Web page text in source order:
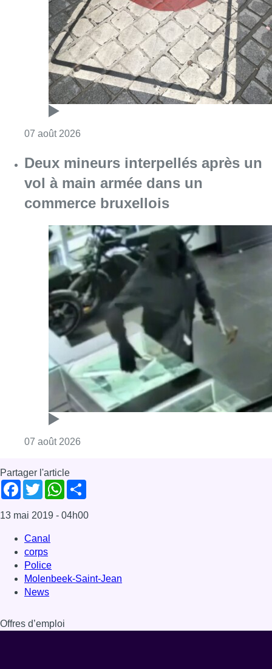
07 août 2026
Deux mineurs interpellés après un
vol à main armée dans un
commerce bruxellois
07 août 2026
Partager l'article
Facebook
TwitterWhatsApp
13 mai 2019 - 04h00
Canal
corps
Police
Molenbeek-Saint-Jean
News
Offres d’emploi